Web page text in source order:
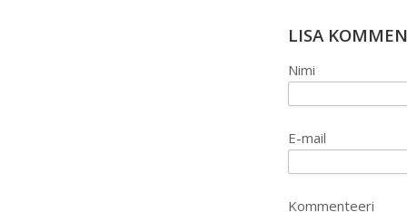
LISA
Nimi
E-mail
Kommenteeri